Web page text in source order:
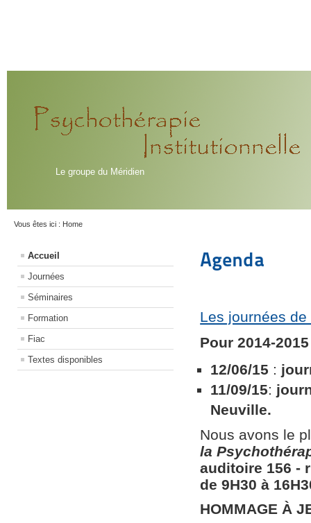
Le groupe du Méridien
Vous êtes ici : Home
Accueil
Journées
Séminaires
Formation
Fiac
Textes disponibles
Agenda
Les journées
Pour 2014-
12/06/15 :
11/09/15:
Neuville.
Nous avons le
la
auditoire 156​ ​-
de 9H30 à
HOMMAGE À